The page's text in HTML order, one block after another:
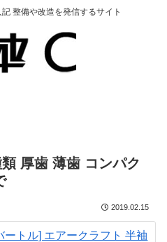
整備や改造を発信するサイト
厚歯 薄歯 コンパク
2019.02.15
ートル] エアークラフト 半袖